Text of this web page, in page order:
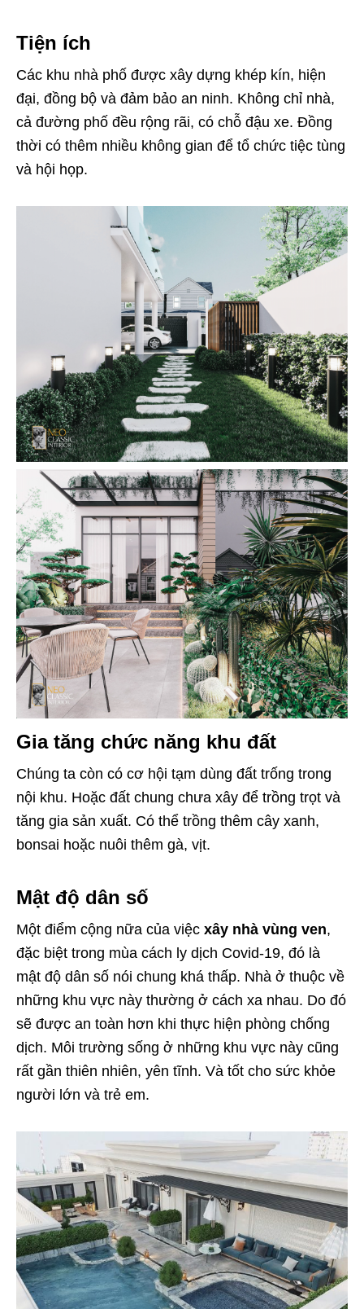
Tiện ích
Các khu nhà phố được xây dựng khép kín, hiện
đại, đồng bộ và đảm bảo an ninh. Không chỉ nhà,
cả đường phố đều rộng rãi, có chỗ đậu xe. Đồng
thời có thêm nhiều không gian để tổ chức tiệc tùng
và hội họp.
Gia tăng chức năng khu đất
Chúng ta còn có cơ hội tạm dùng đất trống trong
nội khu. Hoặc đất chung chưa xây để trồng trọt và
tăng gia sản xuất. Có thể trồng thêm cây xanh,
bonsai hoặc nuôi thêm gà, vịt.
Mật độ dân số
Một điểm cộng nữa của việc xây nhà vùng ven,
đặc biệt trong mùa cách ly dịch Covid-19, đó là
mật độ dân số nói chung khá thấp. Nhà ở thuộc về
những khu vực này thường ở cách xa nhau. Do đó
sẽ được an toàn hơn khi thực hiện phòng chống
dịch. Môi trường sống ở những khu vực này cũng
rất gần thiên nhiên, yên tĩnh. Và tốt cho sức khỏe
người lớn và trẻ em.